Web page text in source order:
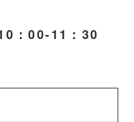
10：00-11：30